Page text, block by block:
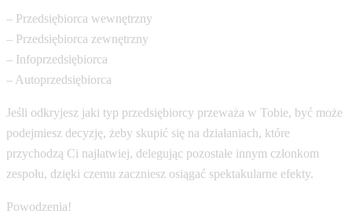
– Przedsiębiorca wewnętrzny
– Przedsiębiorca zewnętrzny
– Infoprzedsiębiorca
– Autoprzedsiębiorca
Jeśli odkryjesz jaki typ przedsiębiorcy przeważa w Tobie, być może
podejmiesz decyzję, żeby skupić się na działaniach, które
przychodzą Ci najłatwiej, delegując pozostałe innym członkom
zespołu, dzięki czemu zaczniesz osiągać spektakularne efekty.
Powodzenia!